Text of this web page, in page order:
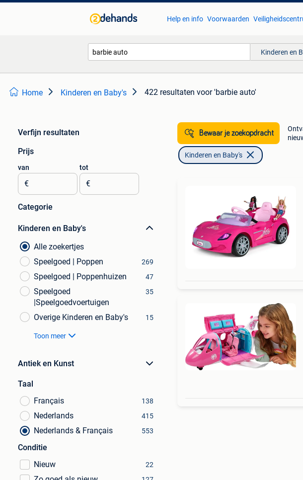
Help en info Voorwaarden
Kinderen en
Home Kinderen en Baby's 422 resultaten voor 'barbie auto'
Verfijn resultaten
Prijs
van
€
tot
€
Categorie
Kinderen en Baby's
Alle zoekertjes
Speelgoed | Poppen
269
Speelgoed | Poppenhuizen 47
Speelgoed
|Speelgoedvoertuigen
35
Overige Kinderen en Baby's 15
Toon meer
Antiek en Kunst
Taal
Français
138
Nederlands 415
Nederlands & Français 553
Conditie
Nieuw
22
Bewaar je zoekopdracht
Kinderen en Baby's